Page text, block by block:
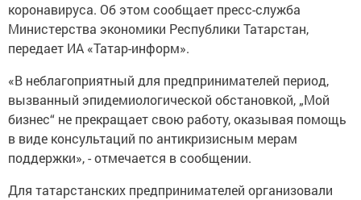
коронавируса. Об этом сообщает пресс-служба
Министерства экономики Республики Татарстан,
передает ИА «Татар-информ».
«В неблагоприятный для предпринимателей период,
вызванный эпидемиологической обстановкой, „Мой
бизнес“ не прекращает свою работу, оказывая помощь
в виде консультаций по антикризисным мерам
поддержки», - отмечается в сообщении.
Для татарстанских предпринимателей организовали